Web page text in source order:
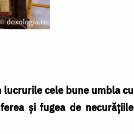
cele bune umbla cu
și fugea de necurățiile